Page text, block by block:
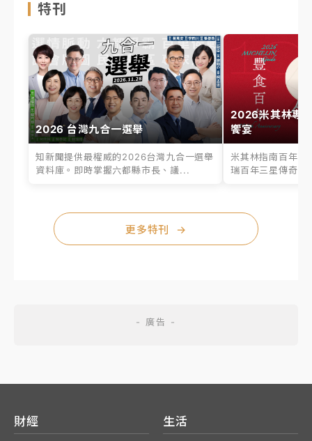
特刊
2026 台灣九合一選舉
知新聞提供最權威的2026台灣九合一選舉
資料庫。即時掌握六都縣市長、議...
2026米其林專
饗宴
米其林指南百年之
瑞百年三星傳奇、
更多特刊 →
財經 生活